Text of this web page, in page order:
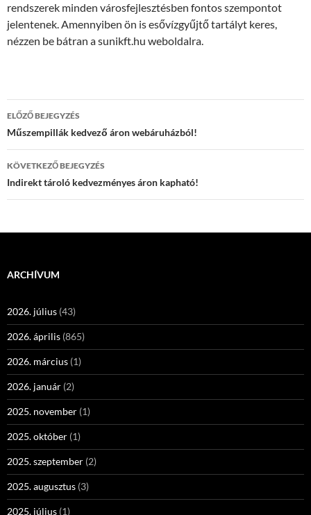
rendszerek minden városfejlesztésben fontos szempontot
jelentenek. Amennyiben ön is esővízgyűjtő tartályt keres,
nézzen be bátran a sunikft.hu weboldalra.
Bejegyzés
navigáció
ELŐZŐ BEJEGYZÉS
Műszempillák kedvező áron webáruházból!
KÖVETKEZŐ BEJEGYZÉS
Indirekt tároló kedvezményes áron kapható!
ARCHÍVUM
2026. július (43)
2026. április (865)
2026. március (1)
2026. január (2)
2025. november (1)
2025. október (1)
2025. szeptember (2)
2025. augusztus (3)
2025. július (1)